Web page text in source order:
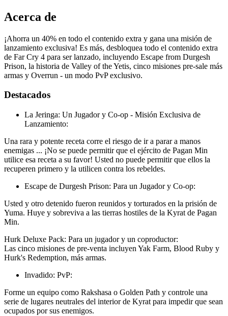
Acerca de
¡Ahorra un 40% en todo el contenido extra y gana una misión de
lanzamiento exclusiva! Es más, desbloquea todo el contenido extra
de Far Cry 4 para ser lanzado, incluyendo Escape from Durgesh
Prison, la historia de Valley of the Yetis, cinco misiones pre-sale más
armas y Overrun - un modo PvP exclusivo.
Destacados
La Jeringa: Un Jugador y Co-op - Misión Exclusiva de
Lanzamiento:
Una rara y potente receta corre el riesgo de ir a parar a manos
enemigas ... ¡No se puede permitir que el ejército de Pagan Min
utilice esa receta a su favor! Usted no puede permitir que ellos la
recuperen primero y la utilicen contra los rebeldes.
Escape de Durgesh Prison: Para un Jugador y Co-op:
Usted y otro detenido fueron reunidos y torturados en la prisión de
Yuma. Huye y sobreviva a las tierras hostiles de la Kyrat de Pagan
Min.
Hurk Deluxe Pack: Para un jugador y un coproductor:
Las cinco misiones de pre-venta incluyen Yak Farm, Blood Ruby y
Hurk's Redemption, más armas.
Invadido: PvP:
Forme un equipo como Rakshasa o Golden Path y controle una
serie de lugares neutrales del interior de Kyrat para impedir que sean
ocupados por sus enemigos.